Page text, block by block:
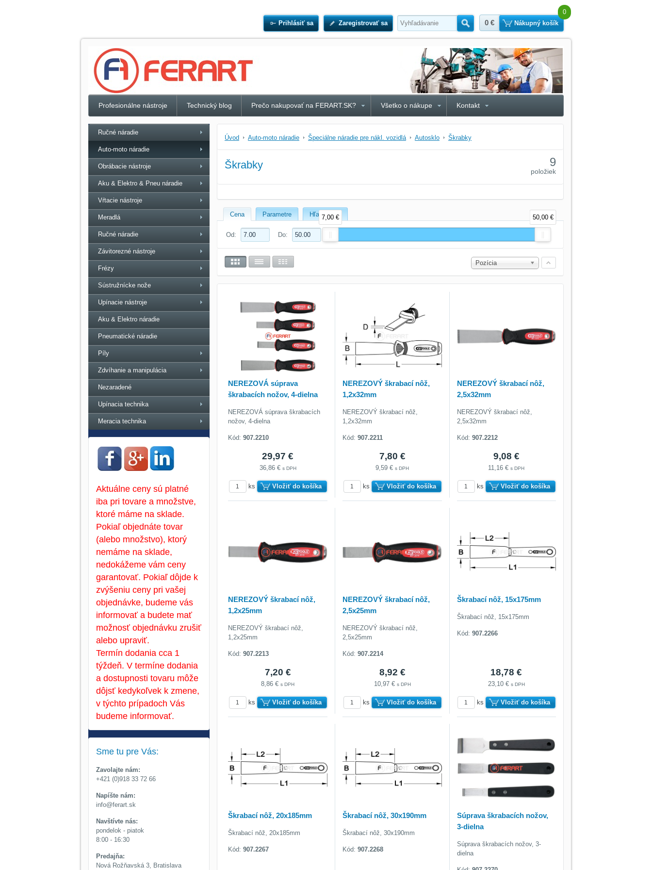
Prihlásiť sa Zaregistrovať sa Hľadať
0 €
0
Nákupný košík
Profesionálne nástroje Technický blog Prečo nakupovať na FERART.SK? Všetko o nákupe Kontakt
Úvod Auto-moto náradie Špeciálne náradie pre nákl. vozidlá Autosklo Škrabky
Škrabky 9
položiek
Cena Parametre Hľadať text
Od: Do:
7,00 € 50,00 €
Pozícia
NEREZOVÁ súprava
škrabacích nožov, 4-dielna
NEREZOVÁ súprava škrabacích
nožov, 4-dielna
Kód:907.2210
29,97 €
36,86 € s DPH
ks Vložiť do košíka
NEREZOVÝ škrabací nôž,
1,2x32mm
NEREZOVÝ škrabací nôž,
1,2x32mm
Kód:907.2211
7,80 €
9,59 €s DPH
ks Vložiť do košíka
NEREZOVÝ škrabací nôž,
2,5x32mm
NEREZOVÝ škrabací nôž,
2,5x32mm
Kód: 907.2212
9,08 €
11,16 €s DPH
ks Vložiť do košíka
NEREZOVÝ škrabací nôž,
1,2x25mm
NEREZOVÝ škrabací nôž,
1,2x25mm
Kód:907.2213
7,20 €
8,86 €s DPH
ks Vložiť do košíka
NEREZOVÝ škrabací nôž,
2,5x25mm
NEREZOVÝ škrabací nôž,
2,5x25mm
Kód:907.2214
8,92 €
10,97 € s DPH
ks Vložiť do košíka
Škrabací nôž, 15x175mm
Škrabací nôž, 15x175mm
Kód: 907.2266
18,78 €
23,10 € s DPH
ks Vložiť do košíka
Škrabací nôž, 20x185mm
Škrabací nôž, 20x185mm
Kód:907.2267
Škrabací nôž, 30x190mm
Škrabací nôž, 30x190mm
Kód:907.2268
Súprava škrabacích nožov,
3-dielna
Súprava škrabacích nožov, 3-
dielna
Ručné náradie
Auto-moto náradie
Obrábacie nástroje
Aku & Elektro & Pneu náradie
Vŕtacie nástroje
Meradlá
Ručné náradie
Závitorezné nástroje
Frézy
Sústružnícke nože
Upínacie nástroje
Aku & Elektro náradie
Pneumatické náradie
Píly
Zdvíhanie a manipulácia
Nezaradené
Upínacia technika
Meracia technika
Aktuálne ceny sú platné
iba pri tovare a množstve,
ktoré máme na sklade.
Pokiaľ objednáte tovar
(alebo množstvo), ktorý
nemáme na sklade,
nedokážeme vám ceny
garantovať. Pokiaľ dôjde k
zvýšeniu ceny pri vašej
objednávke, budeme vás
informovať a budete mať
možnosť objednávku zrušiť
alebo upraviť.
Termín dodania cca 1
týždeň. V termíne dodania
a dostupnosti tovaru môže
dôjsť kedykoľvek k zmene,
v týchto prípadoch Vás
budeme informovať.
Sme tu pre Vás:
Zavolajte nám:
+421 (0)918 33 72 66
Napíšte nám:
info@ferart.sk
Navštívte nás:
pondelok - piatok
8:00 - 16:30
Predajňa:
Nová Rožňavská 3, Bratislava